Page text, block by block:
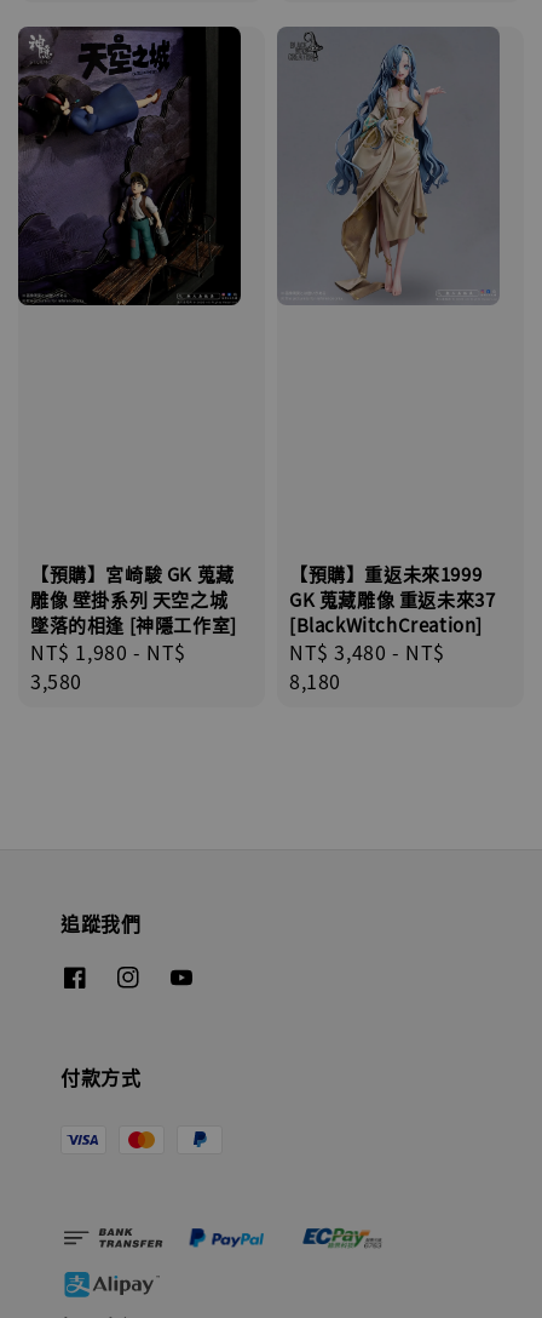
【預購】宮崎駿 GK 蒐藏
雕像 壁掛系列 天空之城
墜落的相逢 [神隱工作室]
Regular
price
NT$ 1,980 - NT$
3,580
【預購】重返未來1999
GK 蒐藏雕像 重返未來37
[BlackWitchCreation]
Regular
price
NT$ 3,480 - NT$
8,180
追蹤我們
付款方式